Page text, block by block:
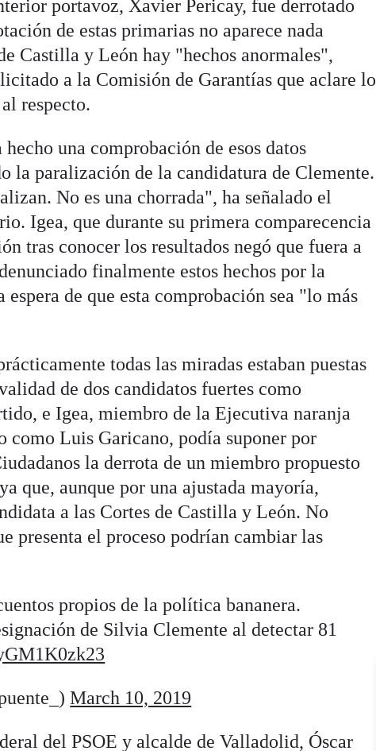
portavoz, Xavier Pericay, fue derrotado
de estas primarias no aparece nada
Castilla y León hay "hechos anormales",
a la Comisión de Garantías que aclare lo
respecto.
una comprobación de esos datos
la paralización de la candidatura de Clemente.
No es una chorrada", ha señalado el
Igea, que durante su primera comparecencia
tras conocer los resultados negó que fuera a
finalmente estos hechos por la
de que esta comprobación sea "lo más
todas las miradas estaban puestas
de dos candidatos fuertes como
e Igea, miembro de la Ejecutiva naranja
como Luis Garicano, podía suponer por
la derrota de un miembro propuesto
que, aunque por una ajustada mayoría,
a las Cortes de Castilla y León. No
presenta el proceso podrían cambiar las
propios de la política bananera.
de Silvia Clemente al detectar 81
March 10, 2019
del PSOE y alcalde de Valladolid, Óscar